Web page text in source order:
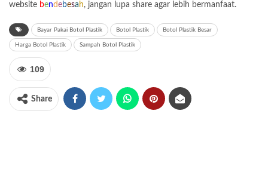
website bendebesa h, jangan lupa share agar lebih bermanfaat.
Bayar Pakai Botol Plastik Botol Plastik Botol Plastik Besar
Harga Botol Plastik Sampah Botol Plastik
109
Share